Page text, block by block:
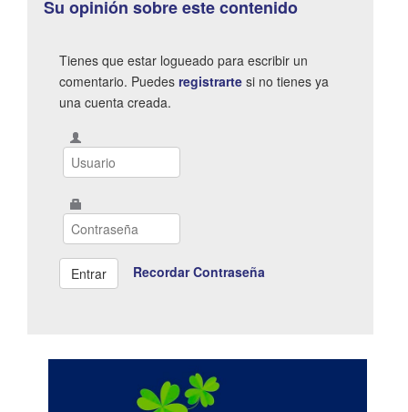
Su opinión sobre este contenido
Tienes que estar logueado para escribir un
comentario. Puedes registrarte si no tienes ya
una cuenta creada.
Recordar Contraseña